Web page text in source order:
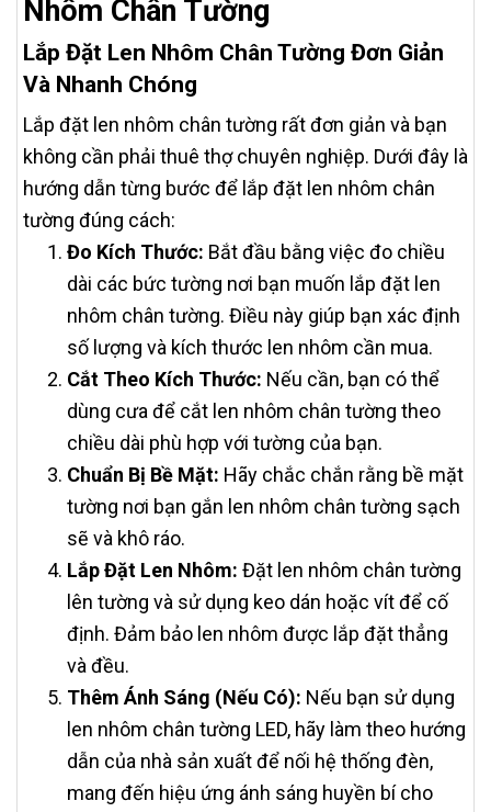
Nhôm Chân Tường
Lắp Đặt Len Nhôm Chân Tường Đơn Giản
Và Nhanh Chóng
Lắp đặt len nhôm chân tường rất đơn giản và bạn
không cần phải thuê thợ chuyên nghiệp. Dưới đây là
hướng dẫn từng bước để lắp đặt len nhôm chân
tường đúng cách:
Đo Kích Thước: Bắt đầu bằng việc đo chiều
dài các bức tường nơi bạn muốn lắp đặt len
nhôm chân tường. Điều này giúp bạn xác định
số lượng và kích thước len nhôm cần mua.
Cắt Theo Kích Thước: Nếu cần, bạn có thể
dùng cưa để cắt len nhôm chân tường theo
chiều dài phù hợp với tường của bạn.
Chuẩn Bị Bề Mặt: Hãy chắc chắn rằng bề mặt
tường nơi bạn gắn len nhôm chân tường sạch
sẽ và khô ráo.
Lắp Đặt Len Nhôm: Đặt len nhôm chân tường
lên tường và sử dụng keo dán hoặc vít để cố
định. Đảm bảo len nhôm được lắp đặt thẳng
và đều.
Thêm Ánh Sáng (Nếu Có): Nếu bạn sử dụng
len nhôm chân tường LED, hãy làm theo hướng
dẫn của nhà sản xuất để nối hệ thống đèn,
mang đến hiệu ứng ánh sáng huyền bí cho